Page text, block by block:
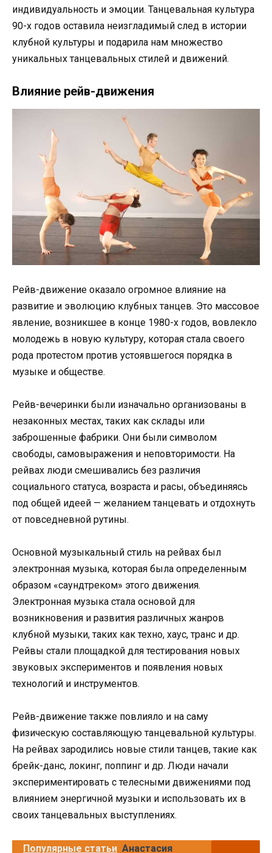
индивидуальность и эмоции. Танцевальная культура
90-х годов оставила неизгладимый след в истории
клубной культуры и подарила нам множество
уникальных танцевальных стилей и движений.
Влияние рейв-движения
Рейв-движение оказало огромное влияние на
развитие и эволюцию клубных танцев. Это массовое
явление, возникшее в конце 1980-х годов, вовлекло
молодежь в новую культуру, которая стала своего
рода протестом против устоявшегося порядка в
музыке и обществе.
Рейв-вечеринки были изначально организованы в
незаконных местах, таких как склады или
заброшенные фабрики. Они были символом
свободы, самовыражения и неповторимости. На
рейвах люди смешивались без различия
социального статуса, возраста и расы, объединяясь
под общей идеей — желанием танцевать и отдохнуть
от повседневной рутины.
Основной музыкальный стиль на рейвах был
электронная музыка, которая была определенным
образом «саундтреком» этого движения.
Электронная музыка стала основой для
возникновения и развития различных жанров
клубной музыки, таких как техно, хаус, транс и др.
Рейвы стали площадкой для тестирования новых
звуковых экспериментов и появления новых
технологий и инструментов.
Рейв-движение также повлияло и на саму
физическую составляющую танцевальной культуры.
На рейвах зародились новые стили танцев, такие как
брейк-данс, локинг, поппинг и др. Люди начали
экспериментировать с телесными движениями под
влиянием энергичной музыки и использовать их в
своих танцевальных выступлениях.
Популярные статьи Анастасия